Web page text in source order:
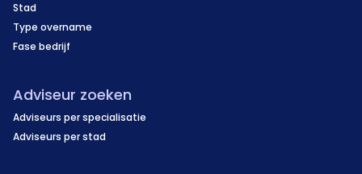
Stad
Type overname
Fase bedrijf
Adviseur zoeken
Adviseurs per specialisatie
Adviseurs per stad